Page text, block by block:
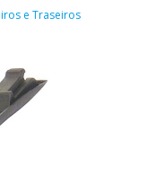
e Traseiros